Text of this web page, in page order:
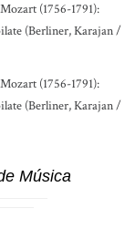
(1756-1791):
(Berliner, Karajan /
(1756-1791):
(Berliner, Karajan /
Música